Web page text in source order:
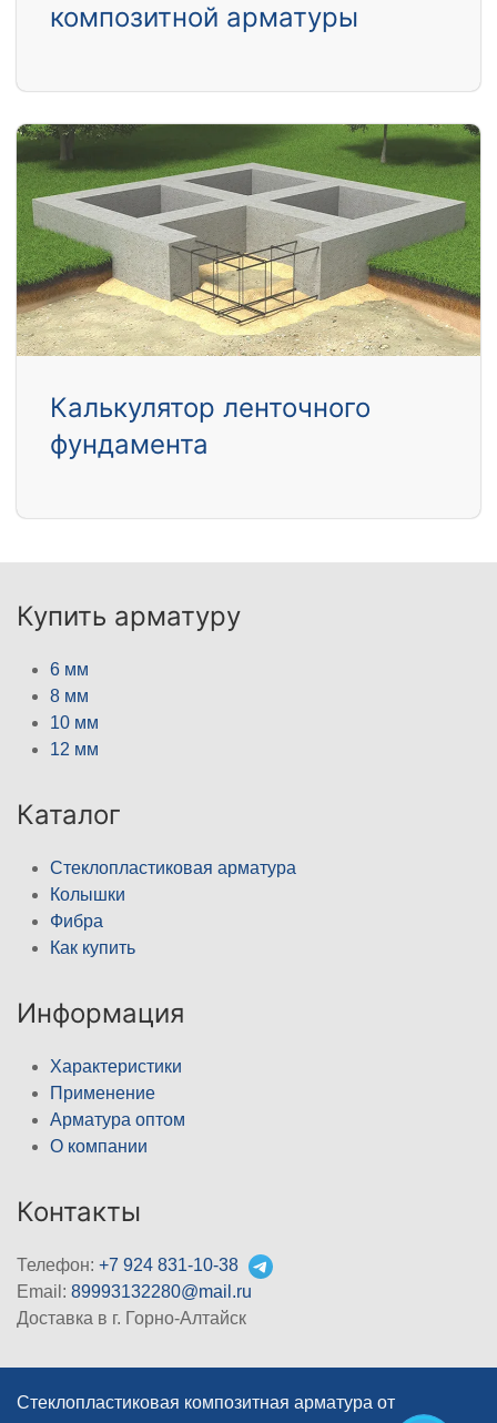
композитной арматуры
Калькулятор ленточного
фундамента
Купить арматуру
6 мм
8 мм
10 мм
12 мм
Каталог
Стеклопластиковая арматура
Колышки
Фибра
Как купить
Информация
Характеристики
Применение
Арматура оптом
О компании
Контакты
Телефон: +7 924 831-10-38
Email: 89993132280@mail.ru
Доставка в г. Горно-Алтайск
Стеклопластиковая композитная арматура от